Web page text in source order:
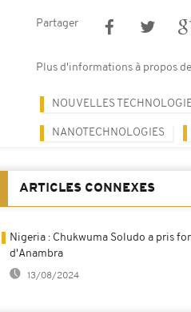
Partager
Plus d'informations à propos de
NOUVELLES
NANOTECHNOLOGIES
ARTICLES CONNEXES
Nigeria : Chukwuma Soludo a pris
d'Anambra
13/08/2024